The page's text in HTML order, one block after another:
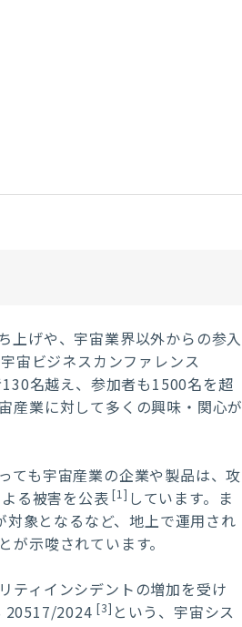
上げや、宇宙業界以外からの参入
宙ビジネスカンファレンス
名越え、参加者も1500名を超
産業に対して多くの興味・関心が
ても宇宙産業の企業や製品は、攻
る被害を公表 [1] しています。ま
象となるなど、地上で運用され
示唆されています。
ティインシデントの増加を受け
20517/2024[3] という、宇宙シス